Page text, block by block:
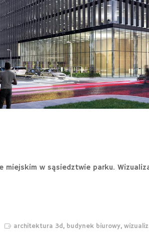
miejskim w sąsiedztwie parku.
architektura 3d, budynek biurowy,